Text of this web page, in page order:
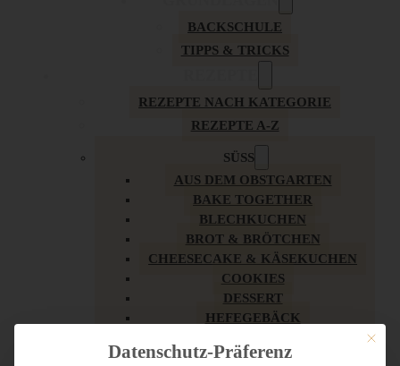
BACKSCHULE
TIPPS & TRICKS
REZEPTE NACH KATEGORIE
REZEPTE A-Z
SÜSS
AUS DEM OBSTGARTEN
BAKE TOGETHER
BLECHKUCHEN
BROT & BRÖTCHEN
CHEESECAKE & KÄSEKUCHEN
COOKIES
DESSERT
HEFEGEBÄCK
KUCHEN
Mit
Datenschutz-Präferenz